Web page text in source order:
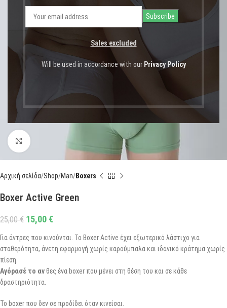
Sales excluded
Will be used in accordance with our Privacy Policy
Click to enlarge
Αρχική σελίδα Shop Man Boxers
Boxer Active Green
25,00€ 15,00 €
Για άντρες που κινούνται. Το Boxer Active έχει εξωτερικό λάστιχο για
σταθερότητα, άνετη εφαρμογή χωρίς καρούμπαλα και ιδανικό κράτημα χωρίς
πίεση.
Αγόρασέ το ανθες ένα boxer που μένει στη θέση του και σε κάθε
δραστηριότητα.
Το boxer που δεν σε προδίδει όταν κινείσαι.